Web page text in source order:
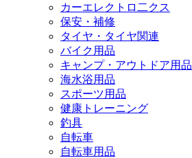
カーエレクトロ二クス
保安・補修
タイヤ・タイヤ関連
バイク用品
キャンプ・アウトドア用品
海水浴用品
スポーツ用品
健康トレーニング
釣具
自転車
自転車用品